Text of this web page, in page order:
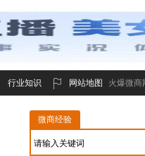
行业知识 网站地图 火爆微商
微商经验